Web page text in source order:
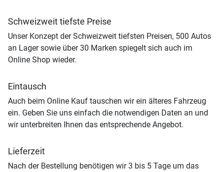
Schweizweit tiefste Preise
Unser Konzept der Schweizweit tiefsten Preisen, 500 Autos
an Lager sowie über 30 Marken spiegelt sich auch im
Online Shop wieder.
Eintausch
Auch beim Online Kauf tauschen wir ein älteres Fahrzeug
ein. Geben Sie uns einfach die notwendigen Daten an und
wir unterbreiten Ihnen das entsprechende Angebot.
Lieferzeit
Nach der Bestellung benötigen wir 3 bis 5 Tage um das